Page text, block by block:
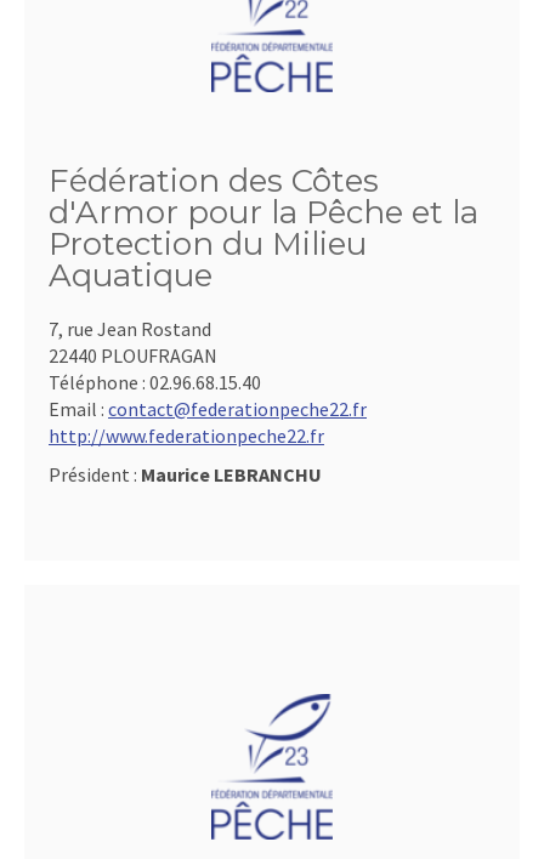
Fédération des Côtes
d'Armor pour la Pêche et la
Protection du Milieu
Aquatique
7, rue Jean Rostand
22440 PLOUFRAGAN
Téléphone : 02.96.68.15.40
Email : contact@federationpeche22.fr
http://www.federationpeche22.fr
Président : Maurice LEBRANCHU